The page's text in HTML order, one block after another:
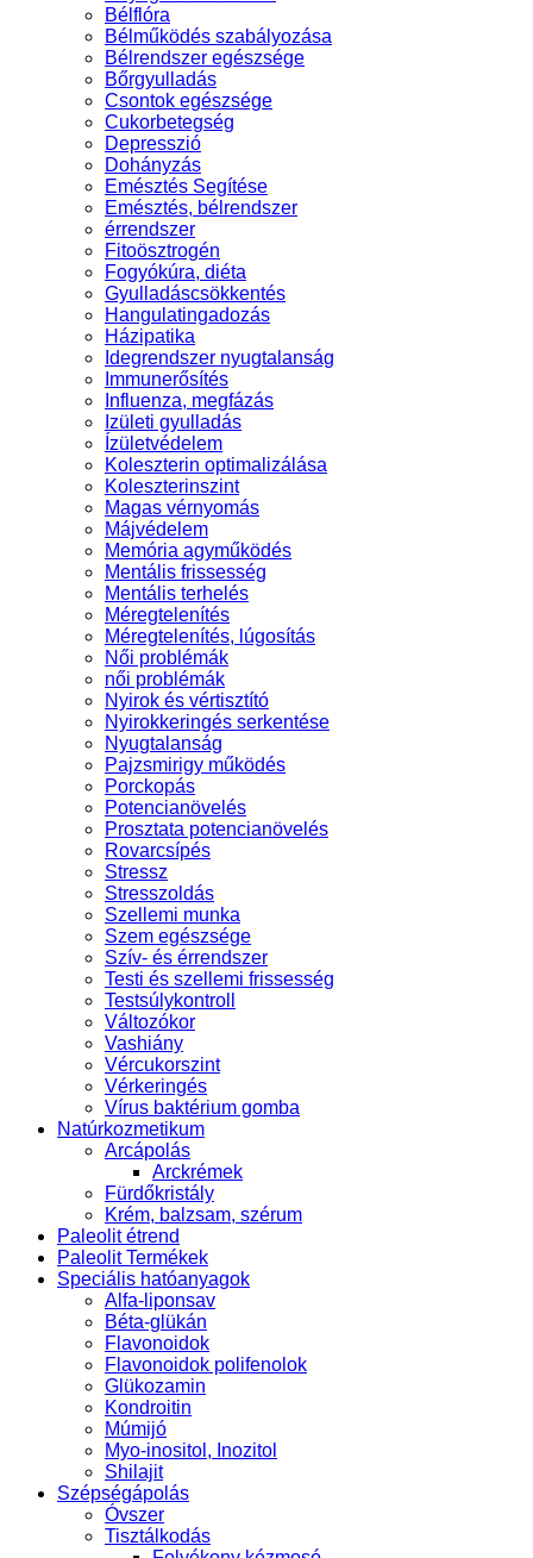
Bélflóra
Bélműködés szabályozása
Bélrendszer egészsége
Bőrgyulladás
Csontok egészsége
Cukorbetegség
Depresszió
Dohányzás
Emésztés Segítése
Emésztés, bélrendszer
érrendszer
Fitoösztrogén
Fogyókúra, diéta
Gyulladáscsökkentés
Hangulatingadozás
Házipatika
Idegrendszer nyugtalanság
Immunerősítés
Influenza, megfázás
Izületi gyulladás
Ízületvédelem
Koleszterin optimalizálása
Koleszterinszint
Magas vérnyomás
Májvédelem
Memória agyműködés
Mentális frissesség
Mentális terhelés
Méregtelenítés
Méregtelenítés, lúgosítás
Női problémák
női problémák
Nyirok és vértisztító
Nyirokkeringés serkentése
Nyugtalanság
Pajzsmirigy működés
Porckopás
Potencianövelés
Prosztata potencianövelés
Rovarcsípés
Stressz
Stresszoldás
Szellemi munka
Szem egészsége
Szív- és érrendszer
Testi és szellemi frissesség
Testsúlykontroll
Változókor
Vashiány
Vércukorszint
Vérkeringés
Vírus baktérium gomba
Natúrkozmetikum
Arcápolás
Arckrémek
Fürdőkristály
Krém, balzsam, szérum
Paleolit étrend
Paleolit Termékek
Speciális hatóanyagok
Alfa-liponsav
Béta-glükán
Flavonoidok
Flavonoidok polifenolok
Glükozamin
Kondroitin
Múmijó
Myo-inositol, Inozitol
Shilajit
Szépségápolás
Óvszer
Tisztálkodás